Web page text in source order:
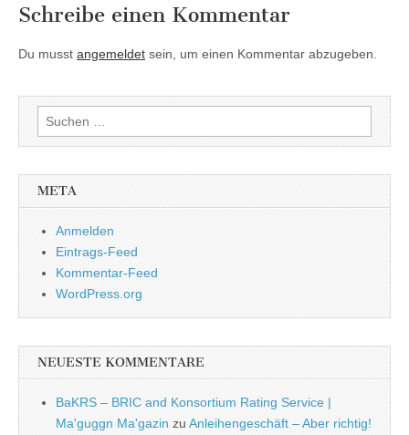
Schreibe einen Kommentar
Du musst angemeldet sein, um einen Kommentar abzugeben.
Suchen
nach:
META
Anmelden
Eintrags-Feed
Kommentar-Feed
WordPress.org
NEUESTE KOMMENTARE
BaKRS – BRIC and Konsortium Rating Service |
Ma'guggn Ma'gazin zu Anleihengeschäft – Aber richtig!